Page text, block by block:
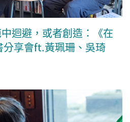
迴避，或者創造：《在
享會ft.黃珮珊、吳琦